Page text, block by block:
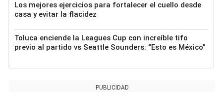
Los mejores ejercicios para fortalecer el cuello desde
casa y evitar la flacidez
Toluca enciende la Leagues Cup con increíble tifo
previo al partido vs Seattle Sounders: “Esto es México”
PUBLICIDAD